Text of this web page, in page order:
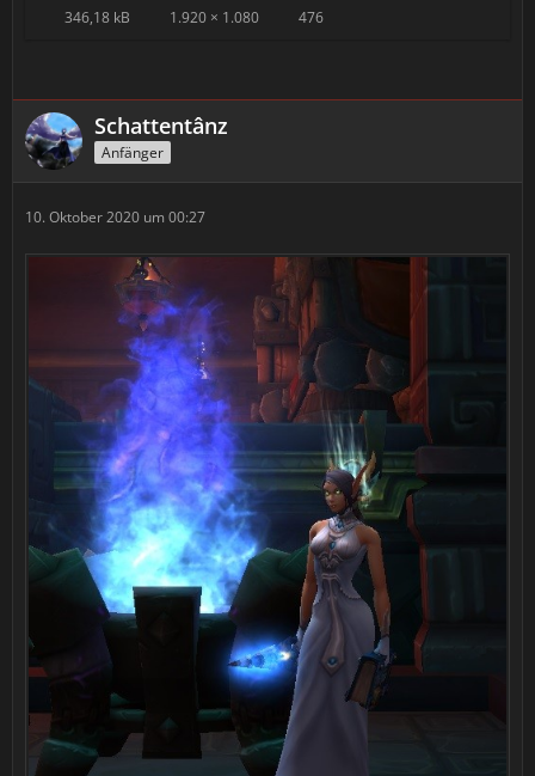
346,18 kB 1.920 × 1.080 476
Schattentânz
Anfänger
10. Oktober 2020 um 00:27